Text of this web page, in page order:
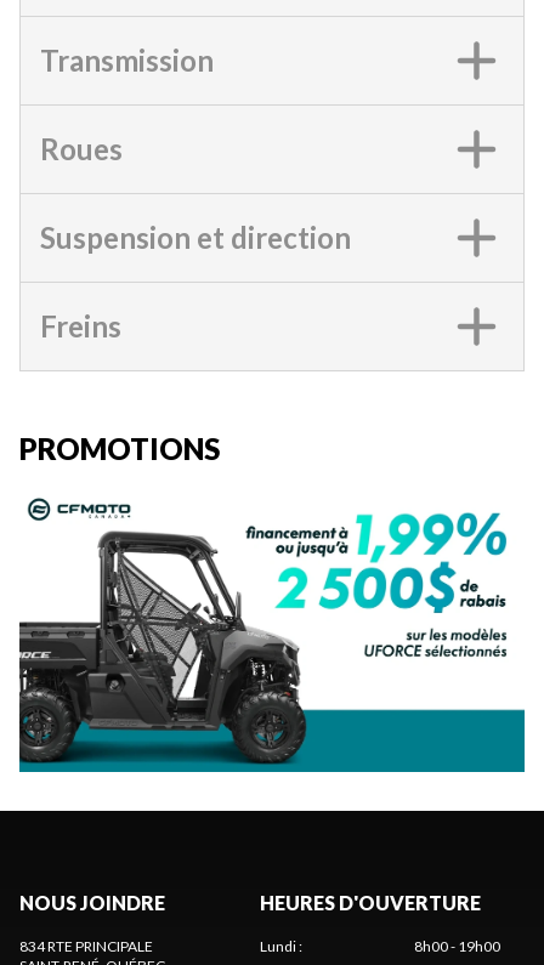
Transmission
Roues
Suspension et direction
Freins
PROMOTIONS
NOUS JOINDRE
834 RTE PRINCIPALE
HEURES D'OUVERTURE
Lundi:
8h00 - 19h00